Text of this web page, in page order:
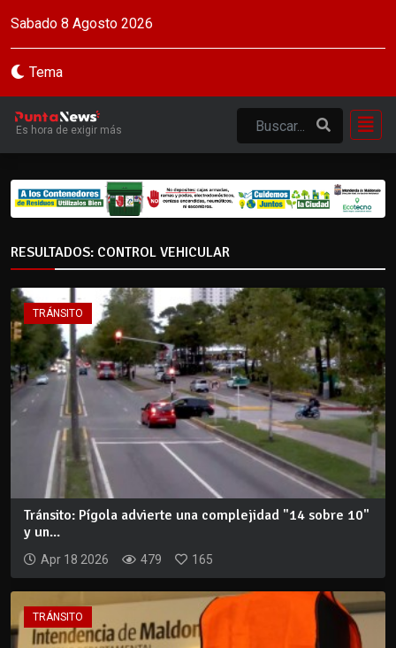
Sabado 8 Agosto 2026
Tema
Es hora de exigir más
RESULTADOS: CONTROL VEHICULAR
TRÁNSITO
Tránsito: Pígola advierte una complejidad "14 sobre 10"
y un...
Apr 18 2026 479 165
TRÁNSITO